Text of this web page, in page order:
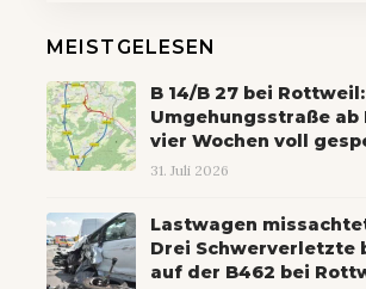
MEISTGELESEN
B 14/B 27 bei Rottweil:
Umgehungsstraße ab
vier Wochen voll
31. Juli 2026
Lastwagen
Drei Schwerverletzte
auf der B462 bei